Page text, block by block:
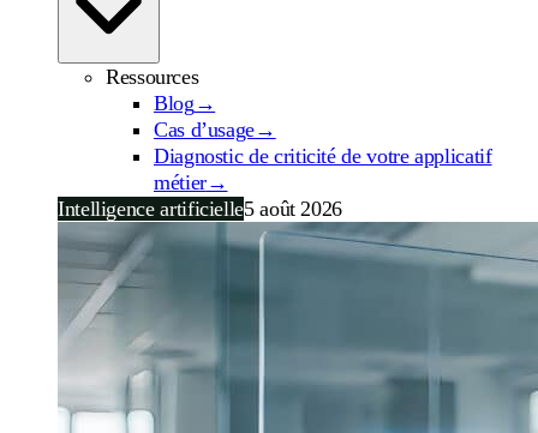
Ressources
Blog →
Cas d’usage→
Diagnostic de criticité de votre applicatif
métier→
Intelligence artificielle5 août 2026